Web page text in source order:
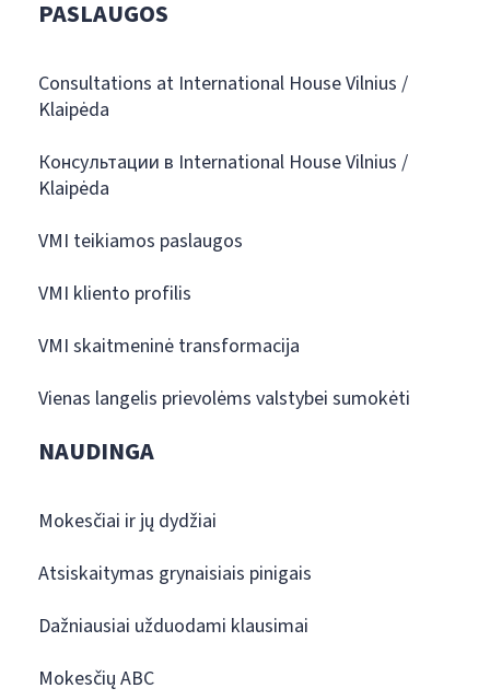
PASLAUGOS
Consultations at International House Vilnius /
Klaipėda
Консультации в International House Vilnius /
Klaipėda
VMI teikiamos paslaugos
VMI kliento profilis
VMI skaitmeninė transformacija
Vienas langelis prievolėms valstybei sumokėti
NAUDINGA
Mokesčiai ir jų dydžiai
Atsiskaitymas grynaisiais pinigais
Dažniausiai užduodami klausimai
Mokesčių ABC